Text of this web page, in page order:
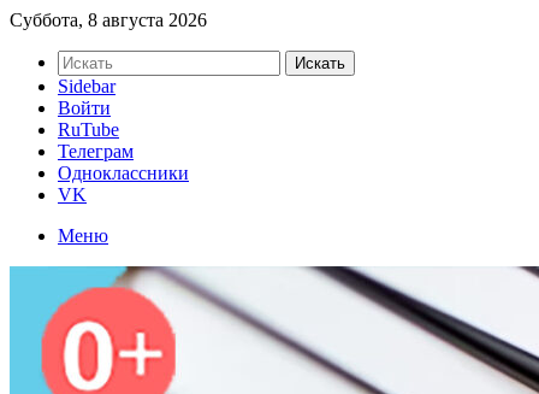
Суббота, 8 августа 2026
Искать
Sidebar
Войти
RuTube
Телеграм
Одноклассники
VK
Меню